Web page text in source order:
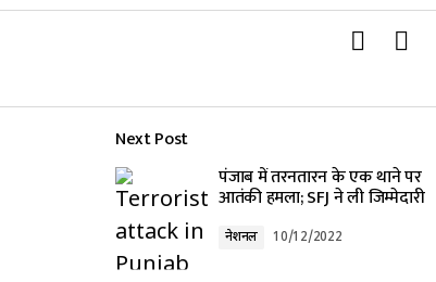
Next Post
पंजाब में तरनतारन के एक थाने पर
आतंकी हमला; SFJ ने ली जिम्मेदारी
नेशनल 10/12/2022